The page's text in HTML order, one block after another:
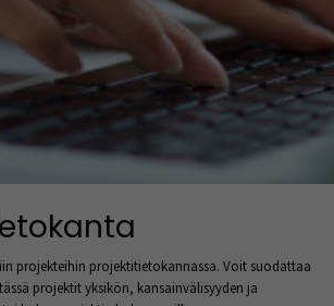
projekteihin projektitietokannassa. Voit suodattaa
projektit yksikön, kansainvälisyyden ja